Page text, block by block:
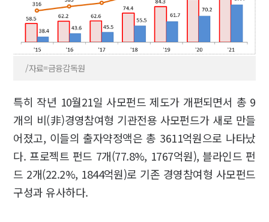
/자료=금융감독원
특히 작년 10월21일 사모펀드 제도가 개편되면서 총 9
개의 비(非)경영참여형 기관전용 사모펀드가 새로 만들
어졌고, 이들의 출자약정액은 총 3611억원으로 나타났
다. 프로젝트 펀드 7개(77.8%, 1767억원), 블라인드 펀
드 2개(22.2%, 1844억원)로 기존 경영참여형 사모펀드
구성과 유사하다.